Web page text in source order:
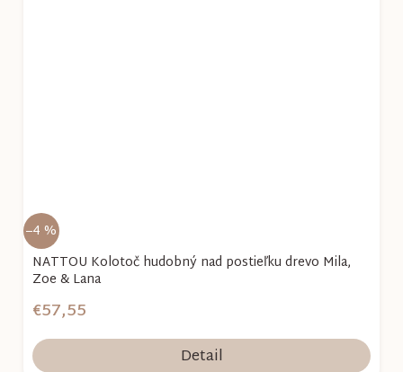
–4 %
NATTOU Kolotoč hudobný nad postieľku drevo Mila,
Zoe & Lana
€57,55
Detail